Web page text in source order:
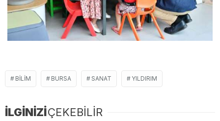
BILIM BURSA SANAT YILDIRIM
İLGİNİZİÇEKEBİLİR